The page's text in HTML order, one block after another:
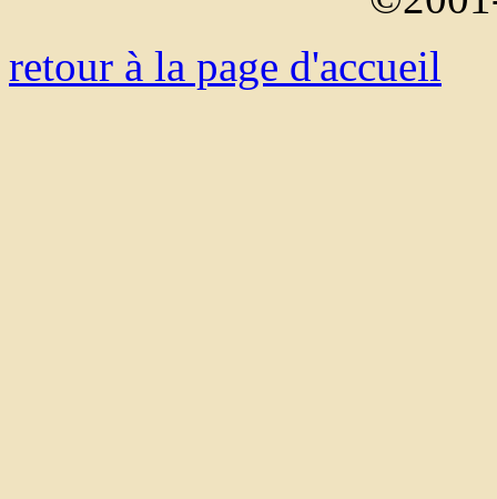
retour à la page d'accueil